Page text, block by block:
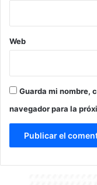
Web
Guarda mi nombre,
navegador para la